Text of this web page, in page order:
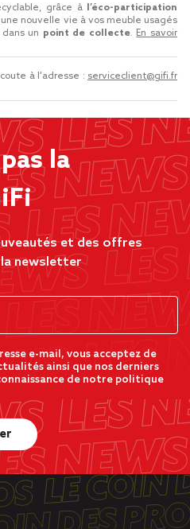
grâce à
l’éco-participation
nouvelle vie à vos meuble usagés
un point de collecte. En savoir
à l'adresse : serviceclient@gifi.fr
la
et des offres
newsletter
e-mail, vous acceptez de
ainsi que nos derniers
de notre politique